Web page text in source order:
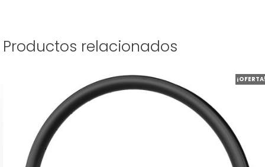
Productos relacionados
múltiples
variantes.
opciones